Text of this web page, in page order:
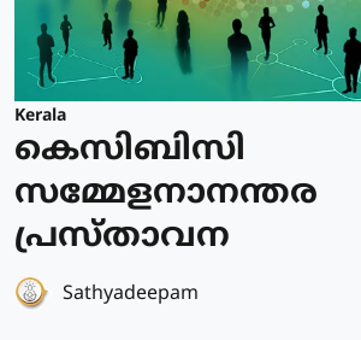
Kerala
കെസിബിസി
സമ്മേളനാനന്തര
പ്രസ്താവന
Sathyadeepam